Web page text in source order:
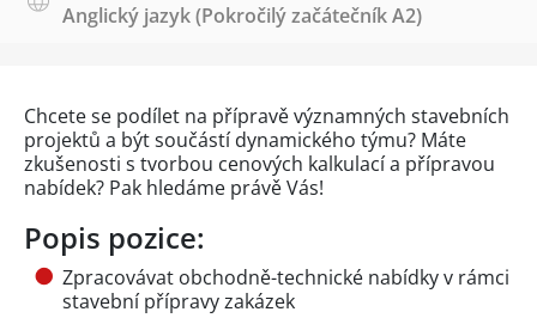
Anglický jazyk(Pokročilý začátečník A2)
Chcete se podílet na přípravě významných stavebních
projektů a být součástí dynamického týmu? Máte
zkušenosti s tvorbou cenových kalkulací a přípravou
nabídek? Pak hledáme právě Vás!
Popis pozice:
Zpracovávat obchodně-technické nabídky v rámci
stavební přípravy zakázek